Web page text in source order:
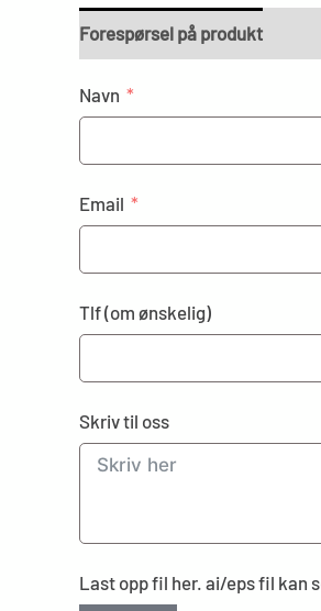
Forespørsel på produkt
Navn
Email
Tlf (om ønskelig)
Skriv til oss
Last opp fil her. ai/eps fil kan